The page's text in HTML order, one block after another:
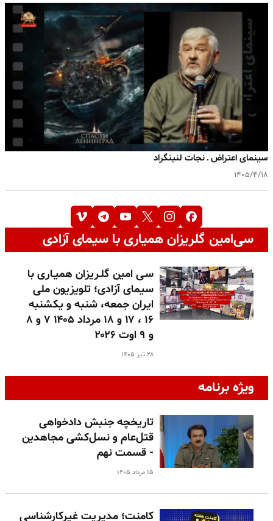
سینمای اعتراض ـ نجات لنینگراد
۱۴۰۵/۴/۱۸
سی‌امین گلریزان همیاری با سیمای آزادی
سـی امین گلـریزان همیـاری با
سیمای آزادی؛ تلویزیون ملی
ایران جمعه، شنبه و یکشنبه
۱۶ ، ۱۷ و ۱۸ مرداد ۱۴۰۵ ۷ و ۸
و ۹ اوت ۲۰۲۶
۲۸ تیر ۱۴۰۵
ویژه برنامه
تاریخچه جنبش دادخواهی
قتل‌عام و نسل‌کشی مجاهدین
- قسمت نهم
۱۵ مرداد ۱۴۰۵
کامنت؛ مدیریت غیرکارشناسی